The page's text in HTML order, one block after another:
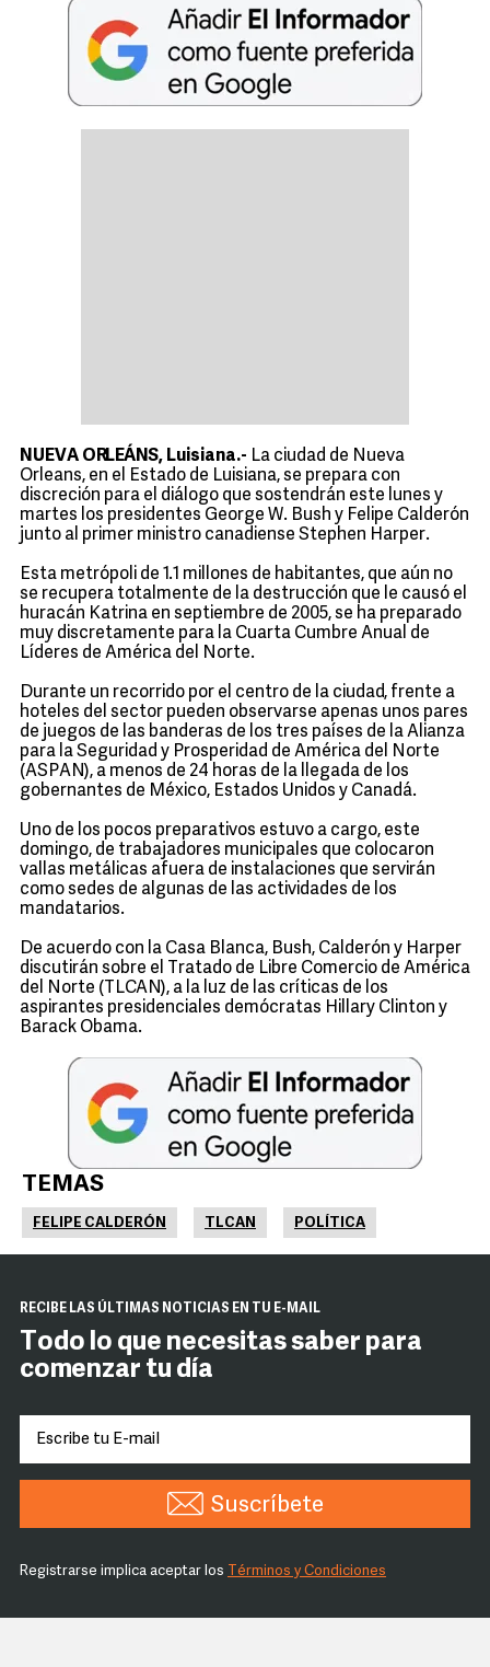
NUEVA ORLEÁNS, Luisiana.- La ciudad de Nueva
Orleans, en el Estado de Luisiana, se prepara con
discreción para el diálogo que sostendrán este lunes y
martes los presidentes George W. Bush y Felipe Calderón
junto al primer ministro canadiense Stephen Harper.
Esta metrópoli de 1.1 millones de habitantes, que aún no
se recupera totalmente de la destrucción que le causó el
huracán Katrina en septiembre de 2005, se ha preparado
muy discretamente para la Cuarta Cumbre Anual de
Líderes de América del Norte.
Durante un recorrido por el centro de la ciudad, frente a
hoteles del sector pueden observarse apenas unos pares
de juegos de las banderas de los tres países de la Alianza
para la Seguridad y Prosperidad de América del Norte
(ASPAN), a menos de 24 horas de la llegada de los
gobernantes de México, Estados Unidos y Canadá.
Uno de los pocos preparativos estuvo a cargo, este
domingo, de trabajadores municipales que colocaron
vallas metálicas afuera de instalaciones que servirán
como sedes de algunas de las actividades de los
mandatarios.
De acuerdo con la Casa Blanca, Bush, Calderón y Harper
discutirán sobre el Tratado de Libre Comercio de América
del Norte (TLCAN), a la luz de las críticas de los
aspirantes presidenciales demócratas Hillary Clinton y
Barack Obama.
TEMAS
FELIPE CALDERÓN TLCAN POLÍTICA
RECIBE LAS ÚLTIMAS NOTICIAS EN TU E-MAIL
Todo lo que necesitas saber para
comenzar tu día
Suscríbete
Registrarse implica aceptar los Términos y Condiciones